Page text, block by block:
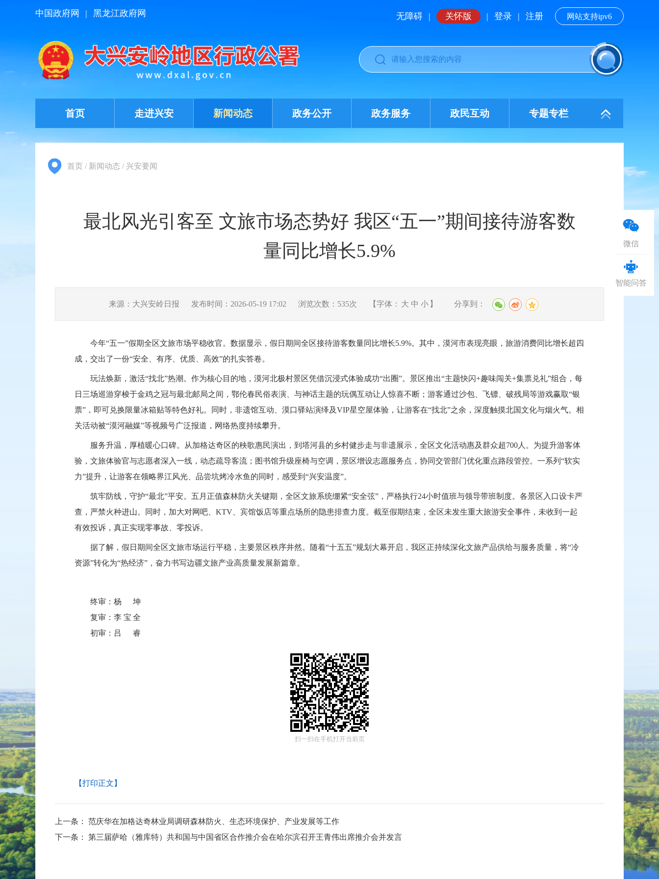
中国政府网 | 黑龙江政府网 无障碍 | 关怀版 | 登录 | 注册 网站支持ipv6
首页 走进兴安 新闻动态 政务公开 政务服务 政民互动 专题专栏
首页 / 新闻动态 / 兴安要闻
最北风光引客至 文旅市场态势好 我区“五一”期间接待游客数
量同比增长5.9%
来源：大兴安岭日报 发布时间：2026-05-19 17:02 浏览次数： 535次 【字体： 大 中 小 】 分享到：
今年“五一”假期全区文旅市场平稳收官。数据显示，假日期间全区接待游客数量同比增长5.9%。其中，漠河市表现亮眼，旅游消费同比增长超四
成，交出了一份“安全、有序、优质、高效”的扎实答卷。
玩法焕新，激活“找北”热潮。作为核心目的地，漠河北极村景区凭借沉浸式体验成功“出圈”。景区推出“主题快闪+趣味闯关+集票兑礼”组合，每
日三场巡游穿梭于金鸡之冠与最北邮局之间，鄂伦春民俗表演、与神话主题的玩偶互动让人惊喜不断；游客通过沙包、飞镖、破残局等游戏赢取“银
票”，即可兑换限量冰箱贴等特色好礼。同时，非遗馆互动、漠口驿站演绎及VIP星空屋体验，让游客在“找北”之余，深度触摸北国文化与烟火气。相
关活动被“漠河融媒”等视频号广泛报道，网络热度持续攀升。
服务升温，厚植暖心口碑。从加格达奇区的秧歌惠民演出，到塔河县的乡村健步走与非遗展示，全区文化活动惠及群众超700人。为提升游客体
验，文旅体验官与志愿者深入一线，动态疏导客流；图书馆升级座椅与空调，景区增设志愿服务点，协同交管部门优化重点路段管控。一系列“软实
力”提升，让游客在领略界江风光、品尝坑烤冷水鱼的同时，感受到“兴安温度”。
筑牢防线，守护“最北”平安。五月正值森林防火关键期，全区文旅系统绷紧“安全弦”，严格执行24小时值班与领导带班制度。各景区入口设卡严
查，严禁火种进山。同时，加大对网吧、KTV、宾馆饭店等重点场所的隐患排查力度。截至假期结束，全区未发生重大旅游安全事件，未收到一起
有效投诉，真正实现零事故、零投诉。
据了解，假日期间全区文旅市场运行平稳，主要景区秩序井然。随着“十五五”规划大幕开启，我区正持续深化文旅产品供给与服务质量，将“冷
资源”转化为“热经济”，奋力书写边疆文旅产业高质量发展新篇章。
终审： 杨坤
复审： 李宝全
初审： 吕睿
扫一扫在手机打开当前页
【打印正文】
上一条：
范庆华在加格达奇林业局调研森林防火、生态环境保护、产业发展等工作
下一条：
第三届萨哈（雅库特）共和国与中国省区合作推介会在哈尔滨召开王青伟出席推介会并发言
微信
智能问答